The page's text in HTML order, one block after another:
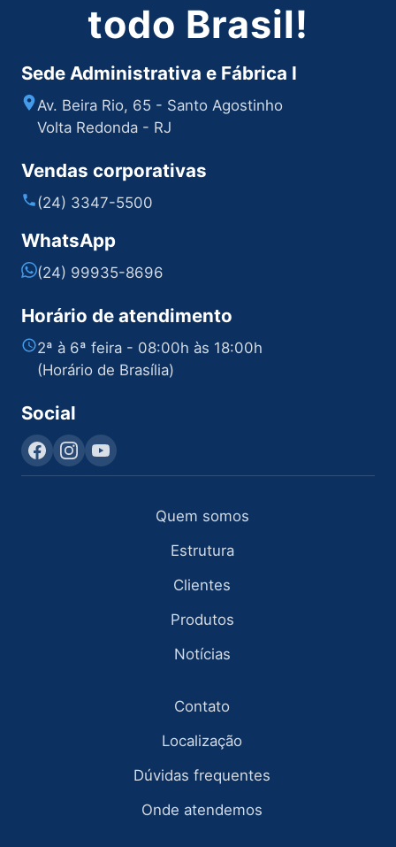
todo Brasil!
Sede Administrativa e Fábrica I
Av. Beira Rio, 65 - Santo Agostinho
Volta Redonda - RJ
Vendas corporativas
(24) 3347-5500
WhatsApp
(24) 99935-8696
Horário de atendimento
2ª à 6ª feira - 08:00h às 18:00h
(Horário de Brasília)
Social
Quem somos
Estrutura
Clientes
Produtos
Notícias
Contato
Localização
Dúvidas frequentes
Onde atendemos